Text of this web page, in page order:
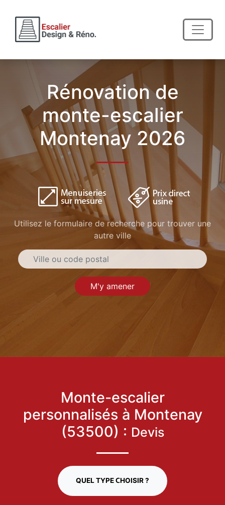
Rénovation de
monte-escalier
Montenay 2026
Utilisez le formulaire de recherche pour trouver une
autre ville
M'y amener
Monte-escalier
personnalisés à Montenay
(53500) : Devis
QUEL TYPE CHOISIR ?